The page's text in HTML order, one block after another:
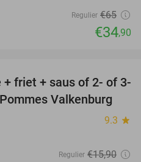
Regulier €65
€34,90
37%
friet + saus of 2- of 3-
Valkenburg
9.3 star
Regulier €15,90